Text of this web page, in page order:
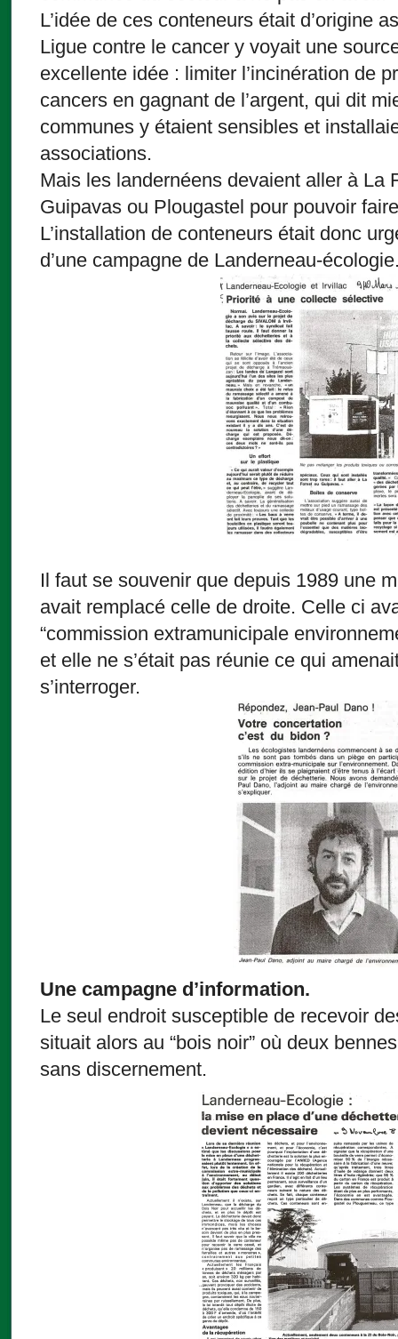
L’idée de ces conteneurs était d’origine
Ligue contre le cancer y voyait une
excellente idée : limiter l’incinération de
cancers en gagnant de l’argent, qui dit
communes y étaient sensibles et
associations.
Mais les landernéens devaient aller à La
Guipavas ou Plougastel pour pouvoir
L’installation de conteneurs était donc
d’une campagne de Landerneau-
Il faut se souvenir que depuis 1989 une
avait remplacé celle de droite. Celle ci
“commission extramunicipale
et elle ne s’était pas réunie ce qui
s’interroger.
Une campagne d’information.
Le seul endroit susceptible de recevoir
situait alors au “bois noir” où deux
sans discernement.